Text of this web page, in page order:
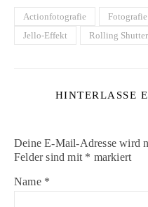
Actionfotografie Fotografie
Jello-Effekt
Rolling Shutter
HINTERLASSE
Deine E-Mail-Adresse wird
Felder sind mit * markiert
Name *